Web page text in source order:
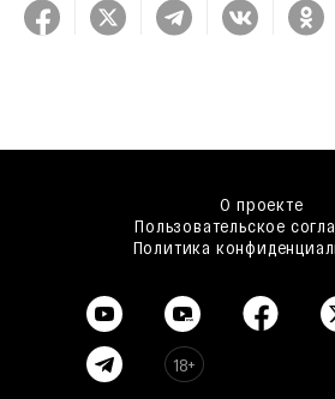
О проекте
Пользовательское
Политика
18+